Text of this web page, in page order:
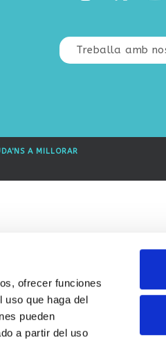
ofrecer funciones
uso que haga del
pueden
a partir del uso
Treballa amb
A MILLORAR